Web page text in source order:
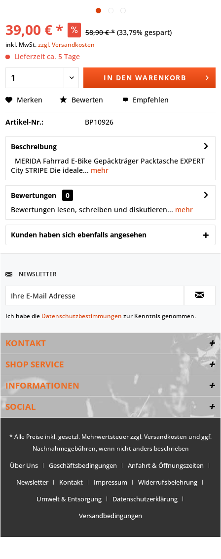
39,00 € * 58,90 € * (33,79% gespart)
inkl. MwSt.zzgl. Versandkosten
Lieferzeit ca. 5 Tage
IN DEN WARENKORB
Merken Bewerten Empfehlen
Artikel-Nr.: BP10926
Beschreibung
MERIDA Fahrrad E-Bike Gepäckträger Packtasche EXPERT
City STRIPE Die ideale... mehr
Bewertungen
0
Bewertungen lesen, schreiben und diskutieren... mehr
Kunden haben sich ebenfalls angesehen
NEWSLETTER
Ich habe die Datenschutzbestimmungen zur Kenntnis genommen.
KONTAKT
SHOP SERVICE
INFORMATIONEN
SOCIAL
* Alle Preise inkl. gesetzl. Mehrwertsteuer zzgl.Versandkosten und ggf.
Nachnahmegebühren, wenn nicht anders beschrieben
Über Uns Geschäftsbedingungen
Anfahrt & Öffnungszeiten
Newsletter
Kontakt Impressum
Widerrufsbelehrung
Umwelt & Entsorgung
Datenschutzerklärung
Versandbedingungen